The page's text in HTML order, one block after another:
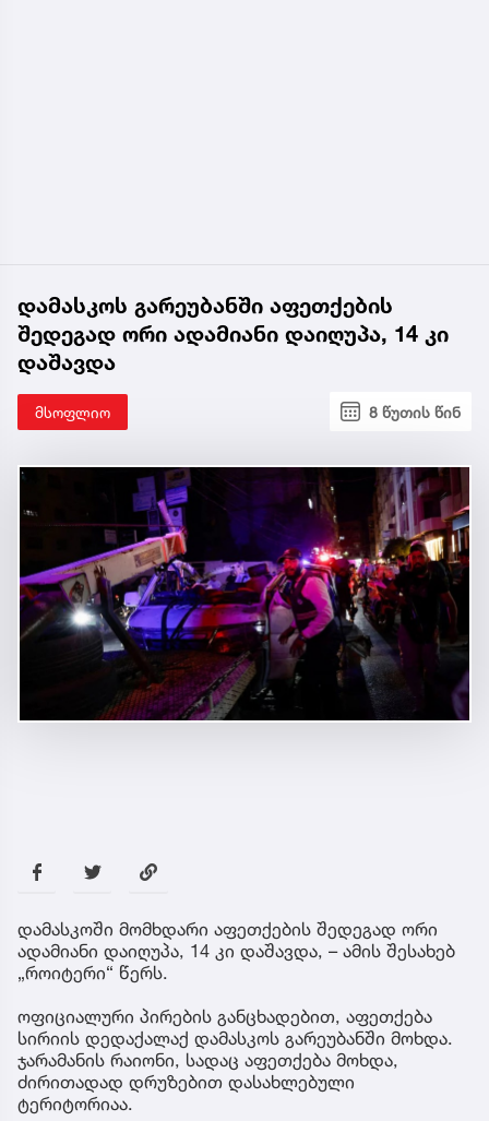
დამასკოს გარეუბანში აფეთქების
შედეგად ორი ადამიანი დაიღუპა, 14 კი
დაშავდა
მსოფლიო 8 წუთის წინ
დამასკოში მომხდარი აფეთქების შედეგად ორი
ადამიანი დაიღუპა, 14 კი დაშავდა, – ამის შესახებ
„როიტერი“ წერს.
ოფიციალური პირების განცხადებით, აფეთქება
სირიის დედაქალაქ დამასკოს გარეუბანში მოხდა.
ჯარამანის რაიონი, სადაც აფეთქება მოხდა,
ძირითადად დრუზებით დასახლებული
ტერიტორიაა.